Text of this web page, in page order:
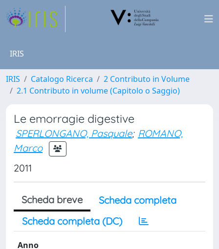
IRIS
IRIS Catalogo Ricerca
2 Contributo in Volume
2.1 Contributo in volume (Capitolo o Saggio)
Le emorragie digestive
SPERLONGANO, Pasquale; ROMANO,
Marco
2011
Scheda breve
Scheda completa
Scheda completa (DC)
Anno